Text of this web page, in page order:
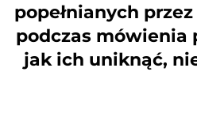
popełnianych
podczas mówienia
jak ich uniknąć,